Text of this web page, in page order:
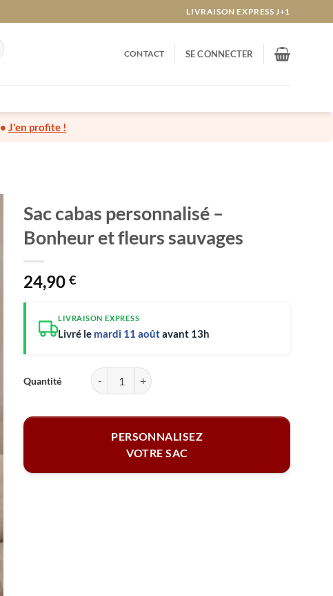
LIVRAISON EXPRESS J+1
CONTACT SE CONNECTER
•J'en profite !
Sac cabas personnalisé –
Bonheur et fleurs sauvages
24,90€
LIVRAISON EXPRESS
Livré le mardi 11 aoûtavant 13h
quantité de Sac cabas personnalisé - Bonheur et fleurs sauvages
PERSONNALISEZ
VOTRE SAC